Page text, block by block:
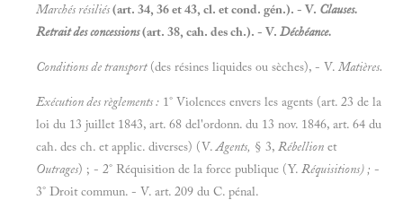
Marchés résiliés(art. 34, 36 et43, cl. et cond. gén.). - V. Clauses.
Retrait des concessions(art. 38, cah. des ch.). - V. Déchéance.
Conditions de transport(des résines liquides ou sèches), - V. Matières.
Exécution des règlements : 1° Violences envers les agents (art. 23 de la
loi du 13 juillet 1843, art. 68 del'ordonn. du 13 nov. 1846, art. 64 du
cah. des ch. et applic. diverses) (V.Agents, § 3, Rébellion et
Outrages) ; - 2° Réquisition de la force publique (Y. Réquisitions) ; -
3° Droit commun. - V. art. 209 du C. pénal.